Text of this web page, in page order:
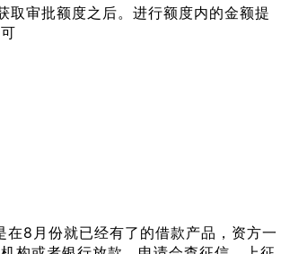
取审批额度之后。进行额度内的金额提
在8月份就已经有了的借款产品，资方一